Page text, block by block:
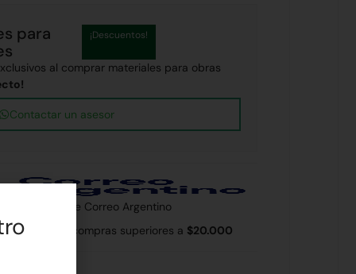
para
¡Descuentos!
al comprar materiales para obras
Contactar un asesor
a través de Correo Argentino
Rodríguez en compras superiores a $20.000